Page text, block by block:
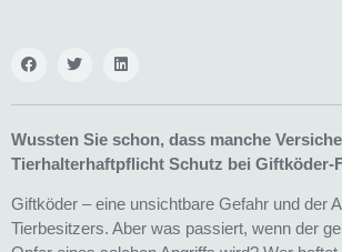
Wussten Sie schon, dass manche
Tierhalterhaftpflicht Schutz bei Giftköder-
Giftköder – eine unsichtbare Gefahr und der
Tierbesitzers. Aber was passiert, wenn der